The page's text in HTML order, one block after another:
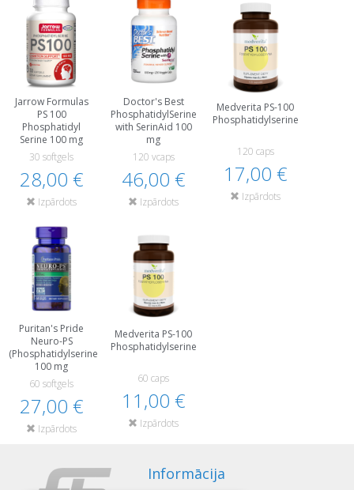
Jarrow Formulas
PS 100
Phosphatidyl
Serine 100 mg
30 softgels
28,00 €
Izpārdots
Doctor's Best
PhosphatidylSerine
with SerinAid 100
mg
120 vcaps
46,00 €
Izpārdots
Medverita PS-100
Phosphatidylserine
120 caps
17,00 €
Izpārdots
Puritan's Pride
Neuro-PS
(Phosphatidylserine)
100 mg
60 softgels
27,00 €
Izpārdots
Medverita PS-100
Phosphatidylserine
60 caps
11,00 €
Izpārdots
Informācija